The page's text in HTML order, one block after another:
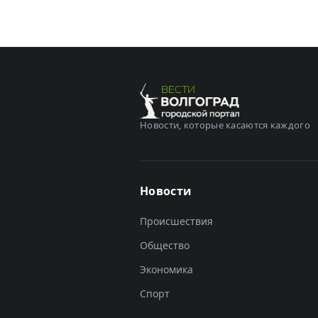
Новости, которые касаются каждого
Новости
Происшествия
Общество
Экономика
Спорт